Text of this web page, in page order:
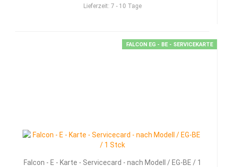
Lieferzeit: 7 - 10 Tage
FALCON EG - BE - SERVICEKARTE
Falcon - E - Karte - Servicecard - nach Modell / EG-BE / 1